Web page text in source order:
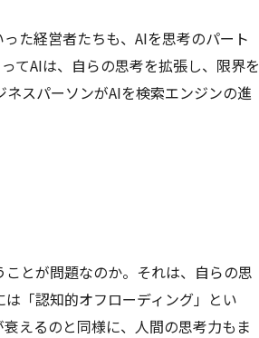
た経営者たちも、AIを思考のパート
てAIは、自らの思考を拡張し、限界を
スパーソンがAIを検索エンジンの進
とが問題なのか。それは、自らの思
「認知的オフローディング」とい
えるのと同様に、人間の思考力もま